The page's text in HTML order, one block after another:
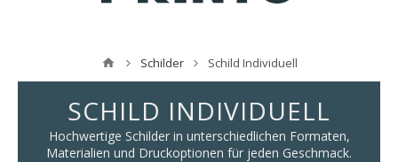
Schilder Schild Individuell
SCHILD INDIVIDUELL
Hochwertige Schilder in unterschiedlichen Formaten,
Materialien und Druckoptionen für jeden Geschmack.